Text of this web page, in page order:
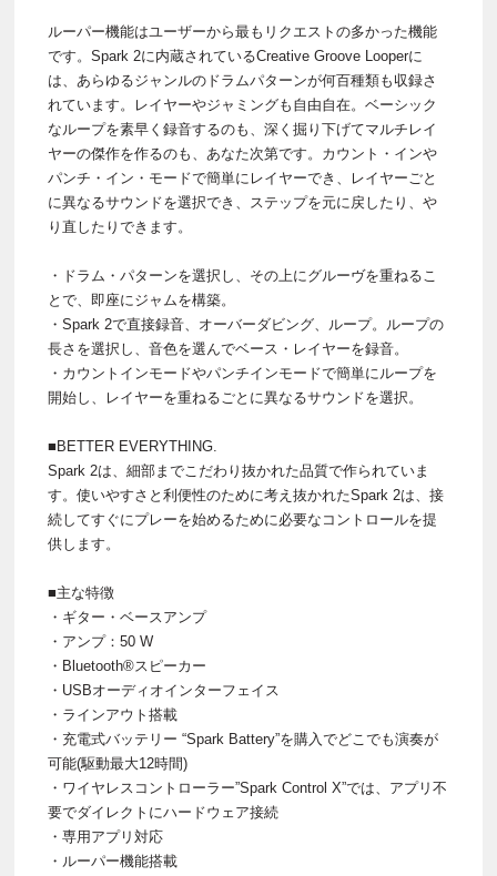
ルーパー機能はユーザーから最もリクエストの多かった機能
です。Spark 2に内蔵されているCreative Groove Looperに
は、あらゆるジャンルのドラムパターンが何百種類も収録さ
れています。レイヤーやジャミングも自由自在。ベーシック
なループを素早く録音するのも、深く掘り下げてマルチレイ
ヤーの傑作を作るのも、あなた次第です。カウント・インや
パンチ・イン・モードで簡単にレイヤーでき、レイヤーごと
に異なるサウンドを選択でき、ステップを元に戻したり、や
り直したりできます。
・ドラム・パターンを選択し、その上にグルーヴを重ねるこ
とで、即座にジャムを構築。
・Spark 2で直接録音、オーバーダビング、ループ。ループの
長さを選択し、音色を選んでベース・レイヤーを録音。
・カウントインモードやパンチインモードで簡単にループを
開始し、レイヤーを重ねるごとに異なるサウンドを選択。
■BETTER EVERYTHING.
Spark 2は、細部までこだわり抜かれた品質で作られていま
す。使いやすさと利便性のために考え抜かれたSpark 2は、接
続してすぐにプレーを始めるために必要なコントロールを提
供します。
■主な特徴
・ギター・ベースアンプ
・アンプ：50 W
・Bluetooth®スピーカー
・USBオーディオインターフェイス
・ラインアウト搭載
・充電式バッテリー “Spark Battery”を購入でどこでも演奏が
可能(駆動最大12時間)
・ワイヤレスコントローラー”Spark Control X”では、アプリ不
要でダイレクトにハードウェア接続
・専用アプリ対応
・ルーパー機能搭載